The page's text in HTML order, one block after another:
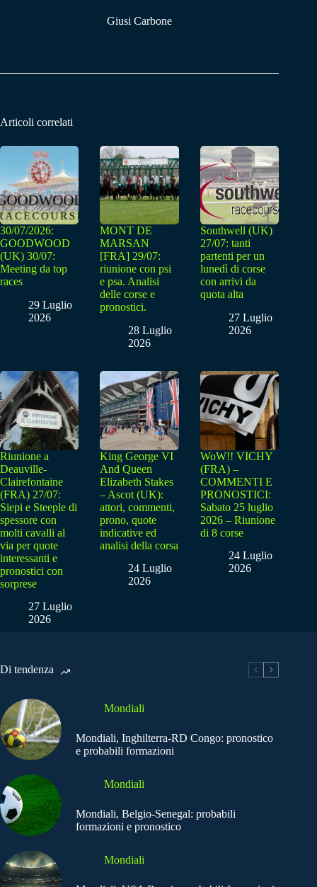
Giusi Carbone
Articoli correlati
30/07/2026:
GOODWOOD
(UK) 30/07:
Meeting da top
races
29 Luglio
2026
MONT DE
MARSAN
[FRA] 29/07:
riunione con psi
e psa. Analisi
delle corse e
pronostici.
28 Luglio
2026
Southwell (UK)
27/07: tanti
partenti per un
lunedì di corse
con arrivi da
quota alta
27 Luglio
2026
Riunione a
Deauville-
Clairefontaine
(FRA) 27/07:
Siepi e Steeple di
spessore con
molti cavalli al
via per quote
interessanti e
pronostici con
sorprese
27 Luglio
2026
King George VI
And Queen
Elizabeth Stakes
– Ascot (UK):
attori, commenti,
prono, quote
indicative ed
analisi della corsa
24 Luglio
2026
WoW!! VICHY
(FRA) –
COMMENTI E
PRONOSTICI:
Sabato 25 luglio
2026 – Riunione
di 8 corse
24 Luglio
2026
Di tendenza
Mondiali
Mondiali, Inghilterra-RD Congo: pronostico
e probabili formazioni
Mondiali
Mondiali, Belgio-Senegal: probabili
formazioni e pronostico
Mondiali